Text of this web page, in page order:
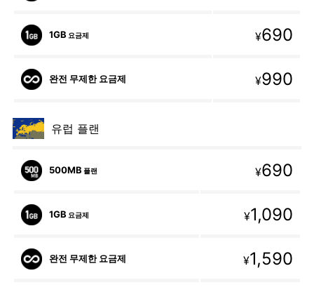
1GB 요금제 ¥690
완전 무제한 요금제 ¥990
유럽 플랜
500MB 플랜 ¥690
1GB 요금제 ¥1,090
완전 무제한 요금제 ¥1,590